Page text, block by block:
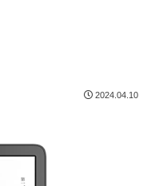
2024.04.10